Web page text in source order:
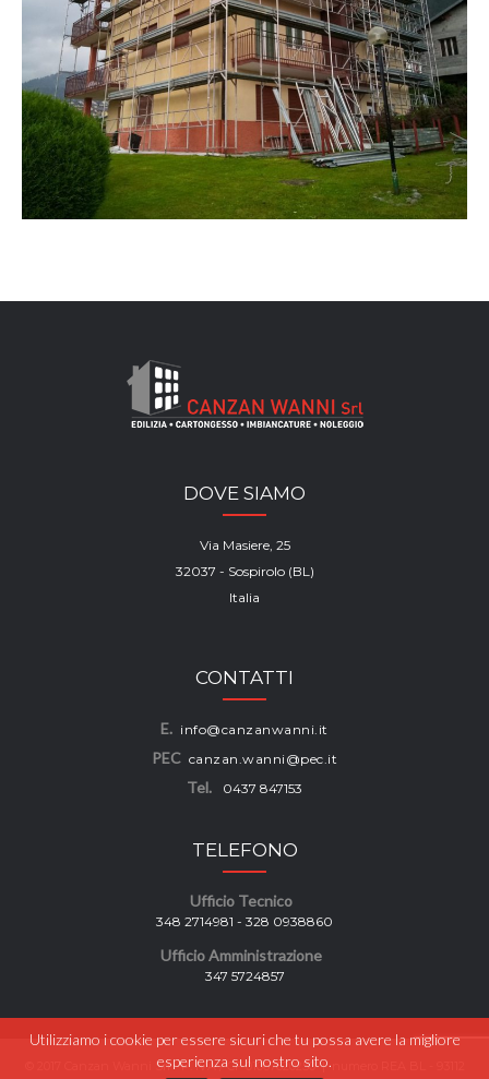
DOVE SIAMO
Via Masiere, 25
32037 - Sospirolo (BL)
Italia
CONTATTI
E. info@canzanwanni.it
PEC canzan.wanni@pec.it
Tel. 0437 847153
TELEFONO
Ufficio Tecnico
348 2714981 - 328 0938860
Ufficio Amministrazione
347 5724857
© 2017 Canzan Wanni Srl - P. IVA / CF 01067620250 | numero REA BL - 93112
Utilizziamo i cookie per essere sicuri che tu possa avere la migliore
esperienza sul nostro sito.